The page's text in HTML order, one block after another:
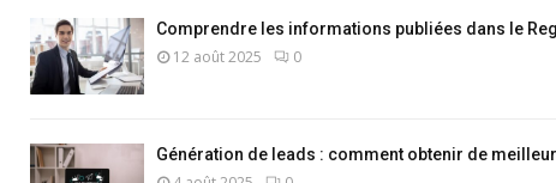
Comprendre les informations publiées dans le
12 août 2025 0
Génération de leads : comment obtenir de